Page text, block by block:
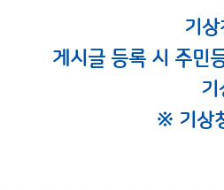
기
게시글 등록 시 주민
※ 기상